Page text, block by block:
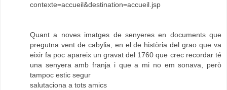
contexte=accueil&destination=accueil.jsp
Quant a noves imatges de senyeres en documents que
pregutna vent de cabylia, en el de història del grao que va
eixir fa poc apareix un gravat del 1760 que crec recordar té
una senyera amb franja i que a mi no em sonava, però
tampoc estic segur
salutaciona a tots amics